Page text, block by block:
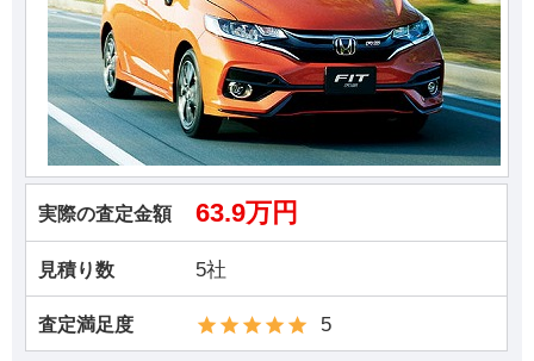
実際の査定金額 63.9万円
見積り数 5社
査定満足度 5